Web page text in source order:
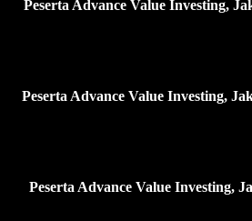
Peserta Advance Value Investing,
Peserta Advance Value Investing,
Peserta Advance Value Investing,